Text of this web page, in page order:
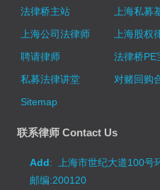
法律桥主站
上海私募
上海公司法律师
上海股权
聘请律师
法律桥PE
私募法律讲堂
对赌回购
Sitemap
联系律师 Contact Us
Add: 上海市世纪大道100号
邮编:200120